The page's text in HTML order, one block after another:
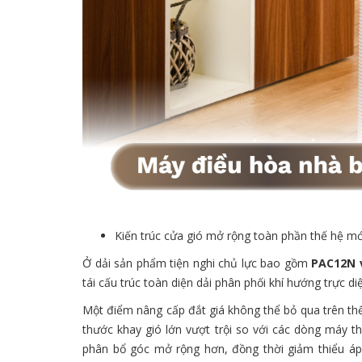
Kiến trúc cửa gió mở rộng toàn phần thế hệ
Ở dải sản phẩm tiện nghi chủ lực bao gồm PAC12N
tái cấu trúc toàn diện dải phân phối khí hướng trực
Một điểm nâng cấp đắt giá không thể bỏ qua trên
thước khay gió lớn vượt trội so với các dòng máy
phân bổ góc mở rộng hơn, đồng thời giảm thiểu